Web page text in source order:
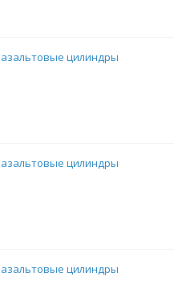
цилиндры
цилиндры
цилиндры